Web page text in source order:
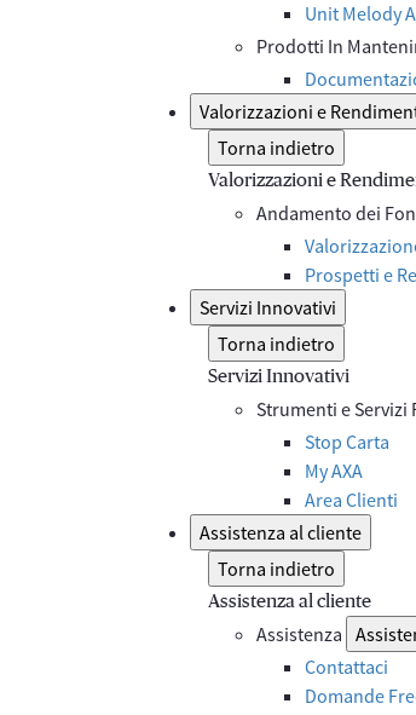
Unit Melody
Prodotti In
Valorizzazioni e
Torna indietro
Valorizzazioni e
Andamento dei
Prospetti e
Servizi Innovativi
Torna indietro
Servizi Innovativi
Strumenti e Servizi
Stop Carta
My AXA
Area Clienti
Assistenza al cliente
Torna indietro
Assistenza al cliente
Assistenza
Contattaci
Domande